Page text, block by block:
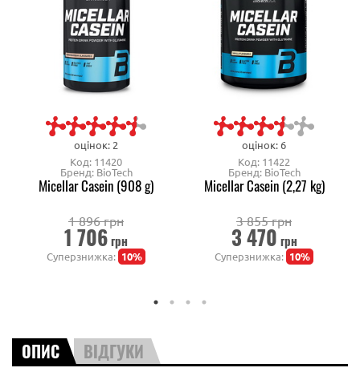
оцінок: 2
Код: 11420
Бренд: BioTech
Micellar Casein (908 g)
1 896 грн
1 706грн
Суперзнижка: 10%
оцінок: 6
Код: 11422
Бренд: BioTech
Micellar Casein (2,27 kg)
3 855 грн
3 470 грн
Суперзнижка: 10%
ОПИС ВІДГУКИ